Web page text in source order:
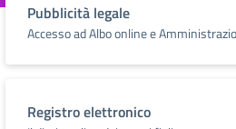
Pubblicità legale
Accesso ad Albo online e
Registro elettronico